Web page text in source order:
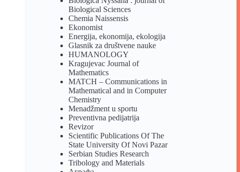
Biological Sciences
Chemia Naissensis
Ekonomist
Energija, ekonomija, ekologija
Glasnik za društvene nauke
HUMANOLOGY
Kragujevac Journal of
Mathematics
MATCH – Communications in
Mathematical and in Computer
Chemistry
Menadžment u sportu
Preventivna pedijatrija
Revizor
Scientific Publications Of The
State University Of Novi Pazar
Serbian Studies Research
Tribology and Materials